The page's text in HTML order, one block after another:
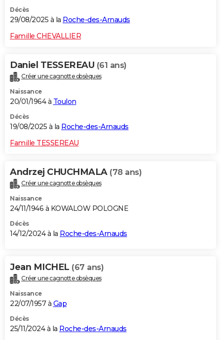
Décès
29/08/2025 à la Roche-des-Arnauds
Famille CHEVALLIER
Daniel TESSEREAU (61 ans)
Créer une cagnotte obsèques
Naissance
20/01/1964 à Toulon
Décès
19/08/2025 à la Roche-des-Arnauds
Famille TESSEREAU
Andrzej CHUCHMALA (78 ans)
Créer une cagnotte obsèques
Naissance
24/11/1946 à KOWALOW POLOGNE
Décès
14/12/2024 à la Roche-des-Arnauds
Jean MICHEL (67 ans)
Créer une cagnotte obsèques
Naissance
22/07/1957 à Gap
Décès
25/11/2024 à la Roche-des-Arnauds